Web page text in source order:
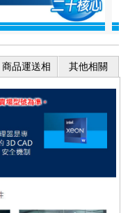
商品運送相
關
其他相關